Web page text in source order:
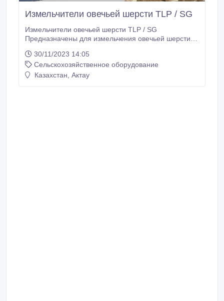
Измельчители овечьей шерсти TLP / SG
Измельчители овечьей шерсти TLP / SG
Предназначены для измельчения овечьей шерсти.
нашими грануляторами BN100/ BN400/BN600.
Сырье: овечья шерсть. Модель: TLP 2520 / TLP
3126 / SG 3048 / SG 3675/SG 50110.
30/11/2023 14:05
Сельскохозяйственное оборудование
Казахстан, Актау